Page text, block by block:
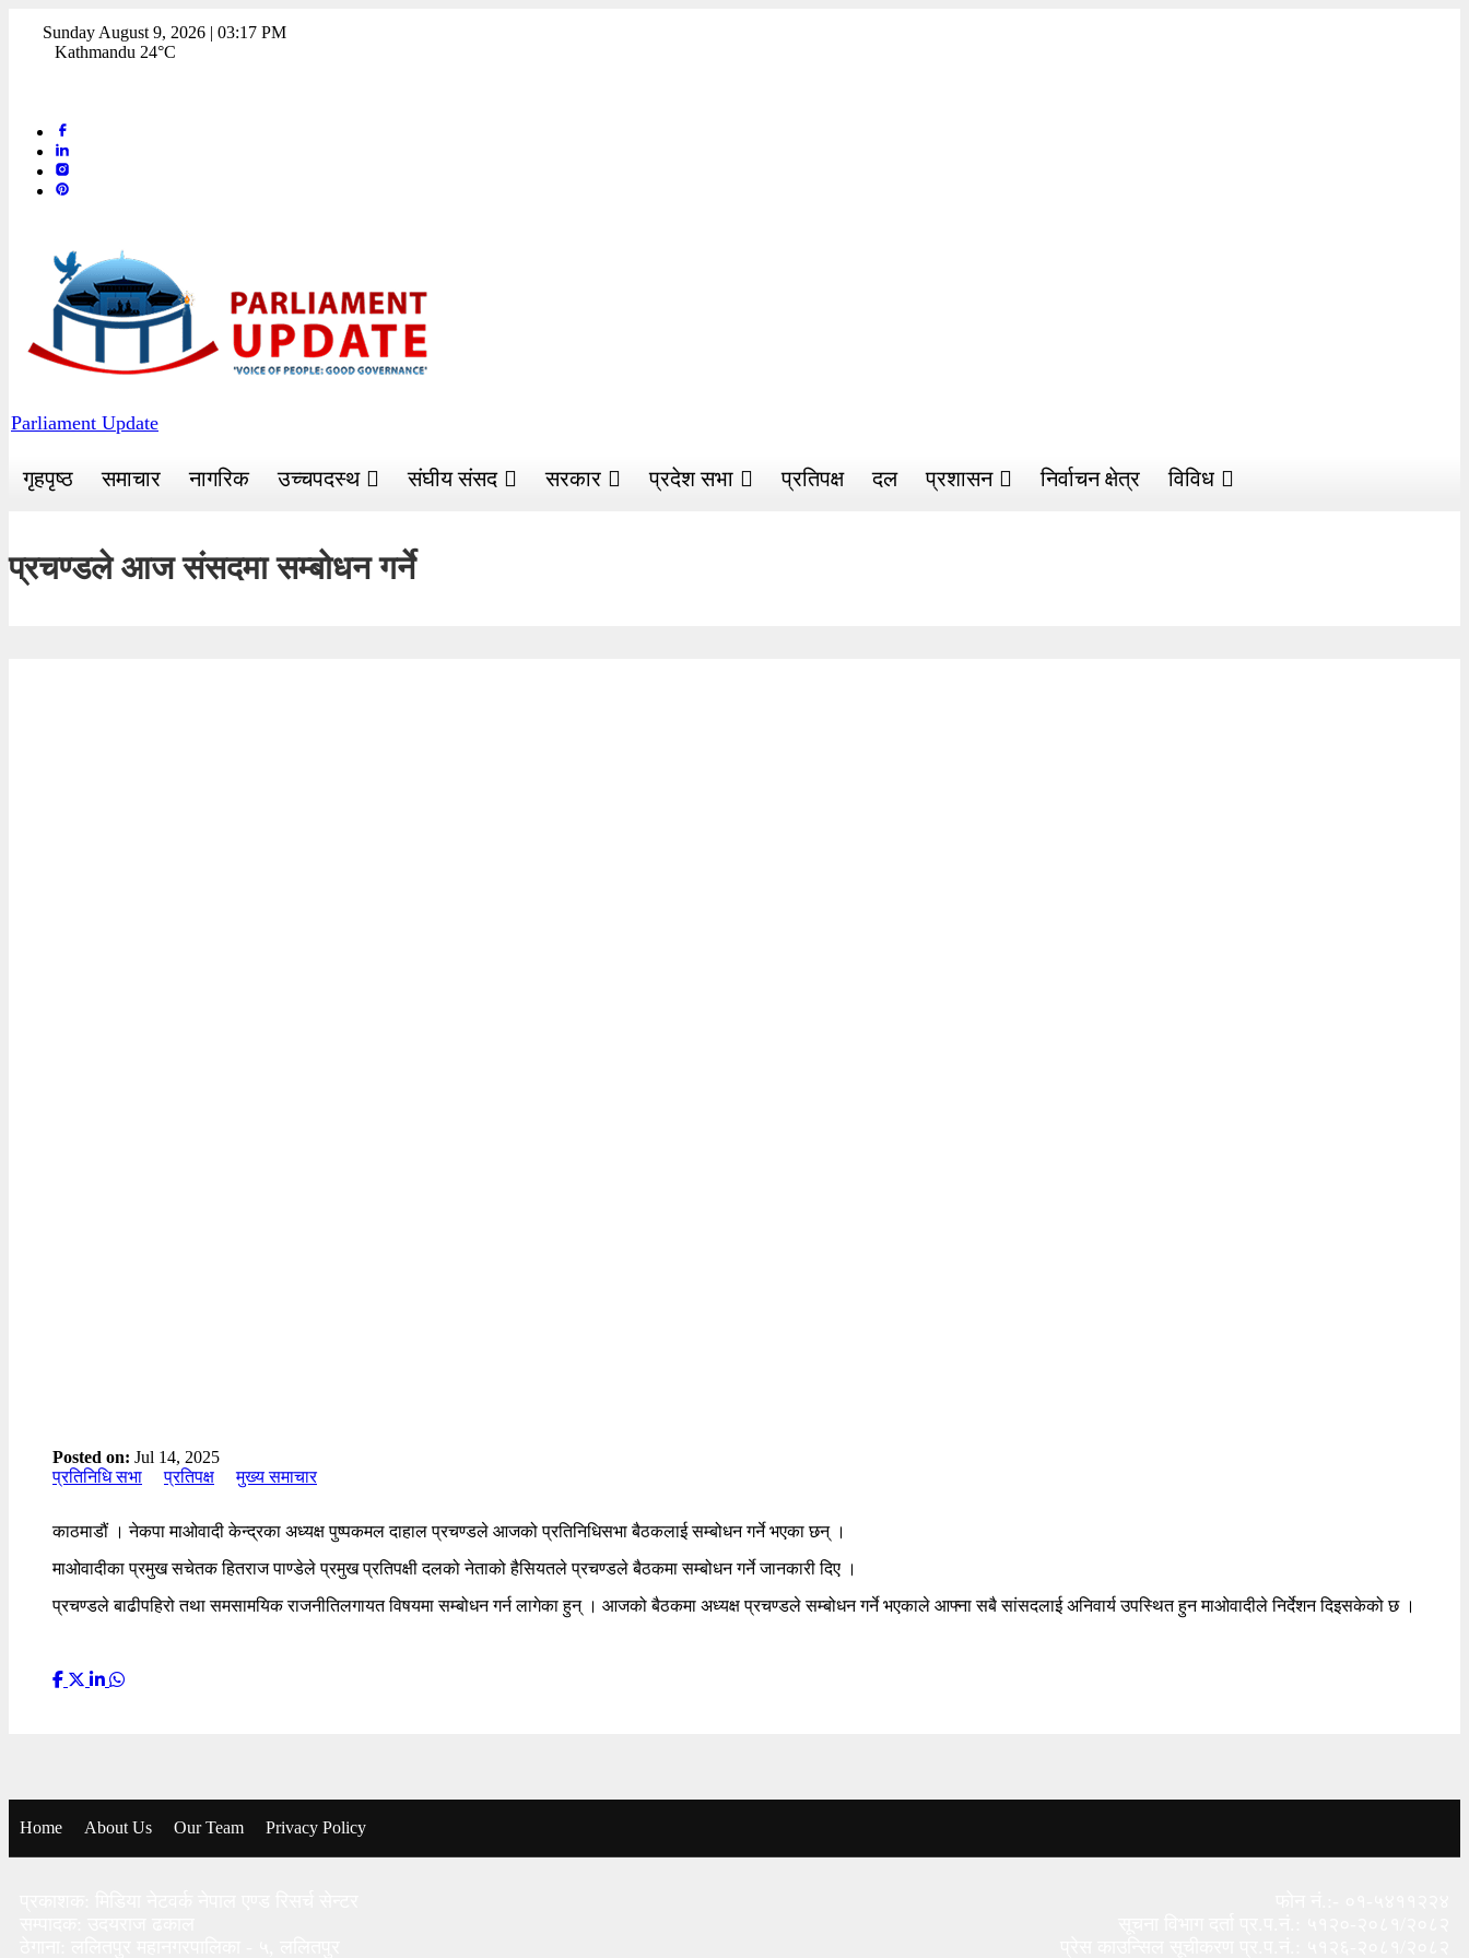
Sunday August 9, 2026 | 03:17 PM
Kathmandu 24°C
Parliament Update
गृहपृष्ठ समाचार नागरिक उच्चपदस्थ संघीय संसद सरकार प्रदेश सभा प्रतिपक्ष दल प्रशासन निर्वाचन क्षेत्र विविध
प्रचण्डले आज संसदमा सम्बोधन गर्ने
Posted on: Jul 14, 2025
प्रतिनिधि सभा
प्रतिपक्ष मुख्य समाचार
काठमाडौं । नेकपा माओवादी केन्द्रका अध्यक्ष पुष्पकमल दाहाल प्रचण्डले आजको प्रतिनिधिसभा बैठकलाई सम्बोधन गर्ने भएका छन् ।
माओवादीका प्रमुख सचेतक हितराज पाण्डेले प्रमुख प्रतिपक्षी दलको नेताको हैसियतले प्रचण्डले बैठकमा सम्बोधन गर्ने जानकारी दिए ।
प्रचण्डले बाढीपहिरो तथा समसामयिक राजनीतिलगायत विषयमा सम्बोधन गर्न लागेका हुन् । आजको बैठकमा अध्यक्ष प्रचण्डले सम्बोधन गर्ने भएकाले आफ्ना सबै सांसदलाई अनिवार्य उपस्थित हुन माओवादीले निर्देशन दिइसकेको छ ।
Home About Us Our Team Privacy Policy